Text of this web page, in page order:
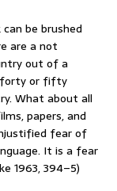
be brushed
are a not
out of a
forty or fifty
What about all
papers, and
fear of
It is a fear
1963, 394–5)